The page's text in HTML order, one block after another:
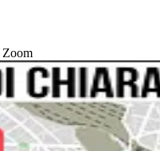
Zoom